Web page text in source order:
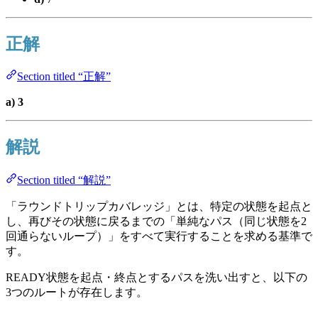
正解
Section titled “正解”
a) 3
解説
Section titled “解説”
「ラウンドトリップカバレッジ」とは、特定の状態を起点と
し、再びその状態に戻るまでの「単純なパス（同じ状態を2
回通らないループ）」をすべて実行することを求める基準で
す。
READY状態を起点・終点とするパスを洗い出すと、以下の
3つのルートが存在します。